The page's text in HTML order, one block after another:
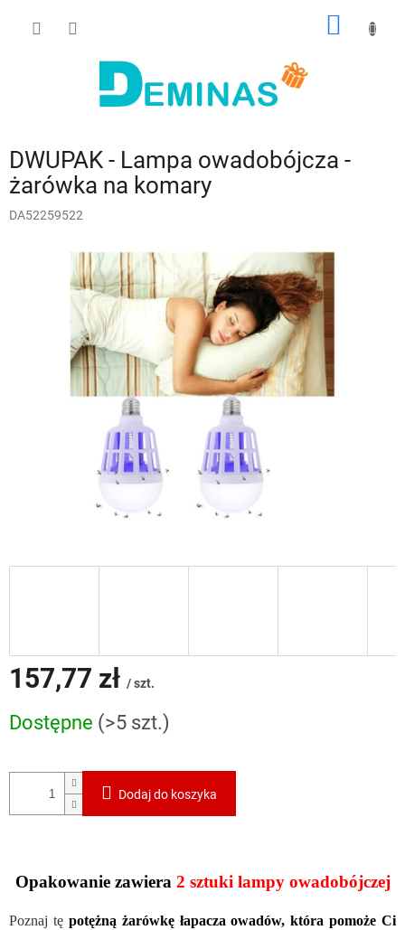
DWUPAK - Lampa owadobójcza -
żarówka na komary
DA52259522
157,77 zł / szt.
jednostkowa:
Dostępne (>5 szt.)
Dodaj do koszyka
Opakowanie zawiera 2 sztuki lampy owadobójczej
Poznaj tę potężną żarówkę łapacza owadów, która pomoże Ci